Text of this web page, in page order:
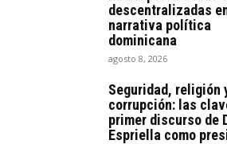
descentralizadas
narrativa política
dominicana
agosto 8, 2026
Seguridad, religión
corrupción: las
primer discurso de
Espriella como